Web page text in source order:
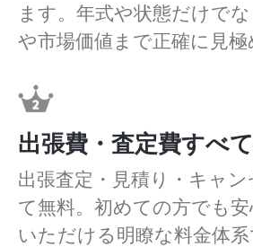
ます。年式や状態だけで
や市場価値まで正確に見極
出張費・査定費すべ
出張査定・見積り・キャ
て無料。初めての方でも
いただける明瞭な料金体系